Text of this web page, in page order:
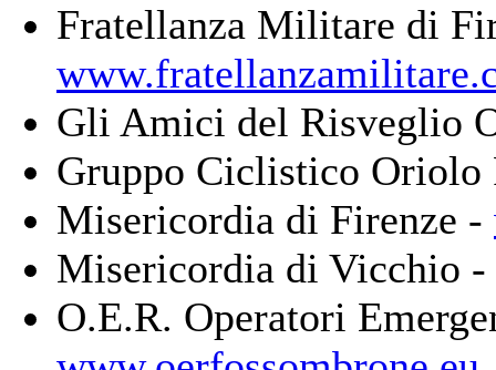
Fratellanza Militare di
Gli Amici del Risveglio
Gruppo Ciclistico Oriolo
Misericordia di Firenze -
Misericordia di Vicchio -
O.E.R. Operatori